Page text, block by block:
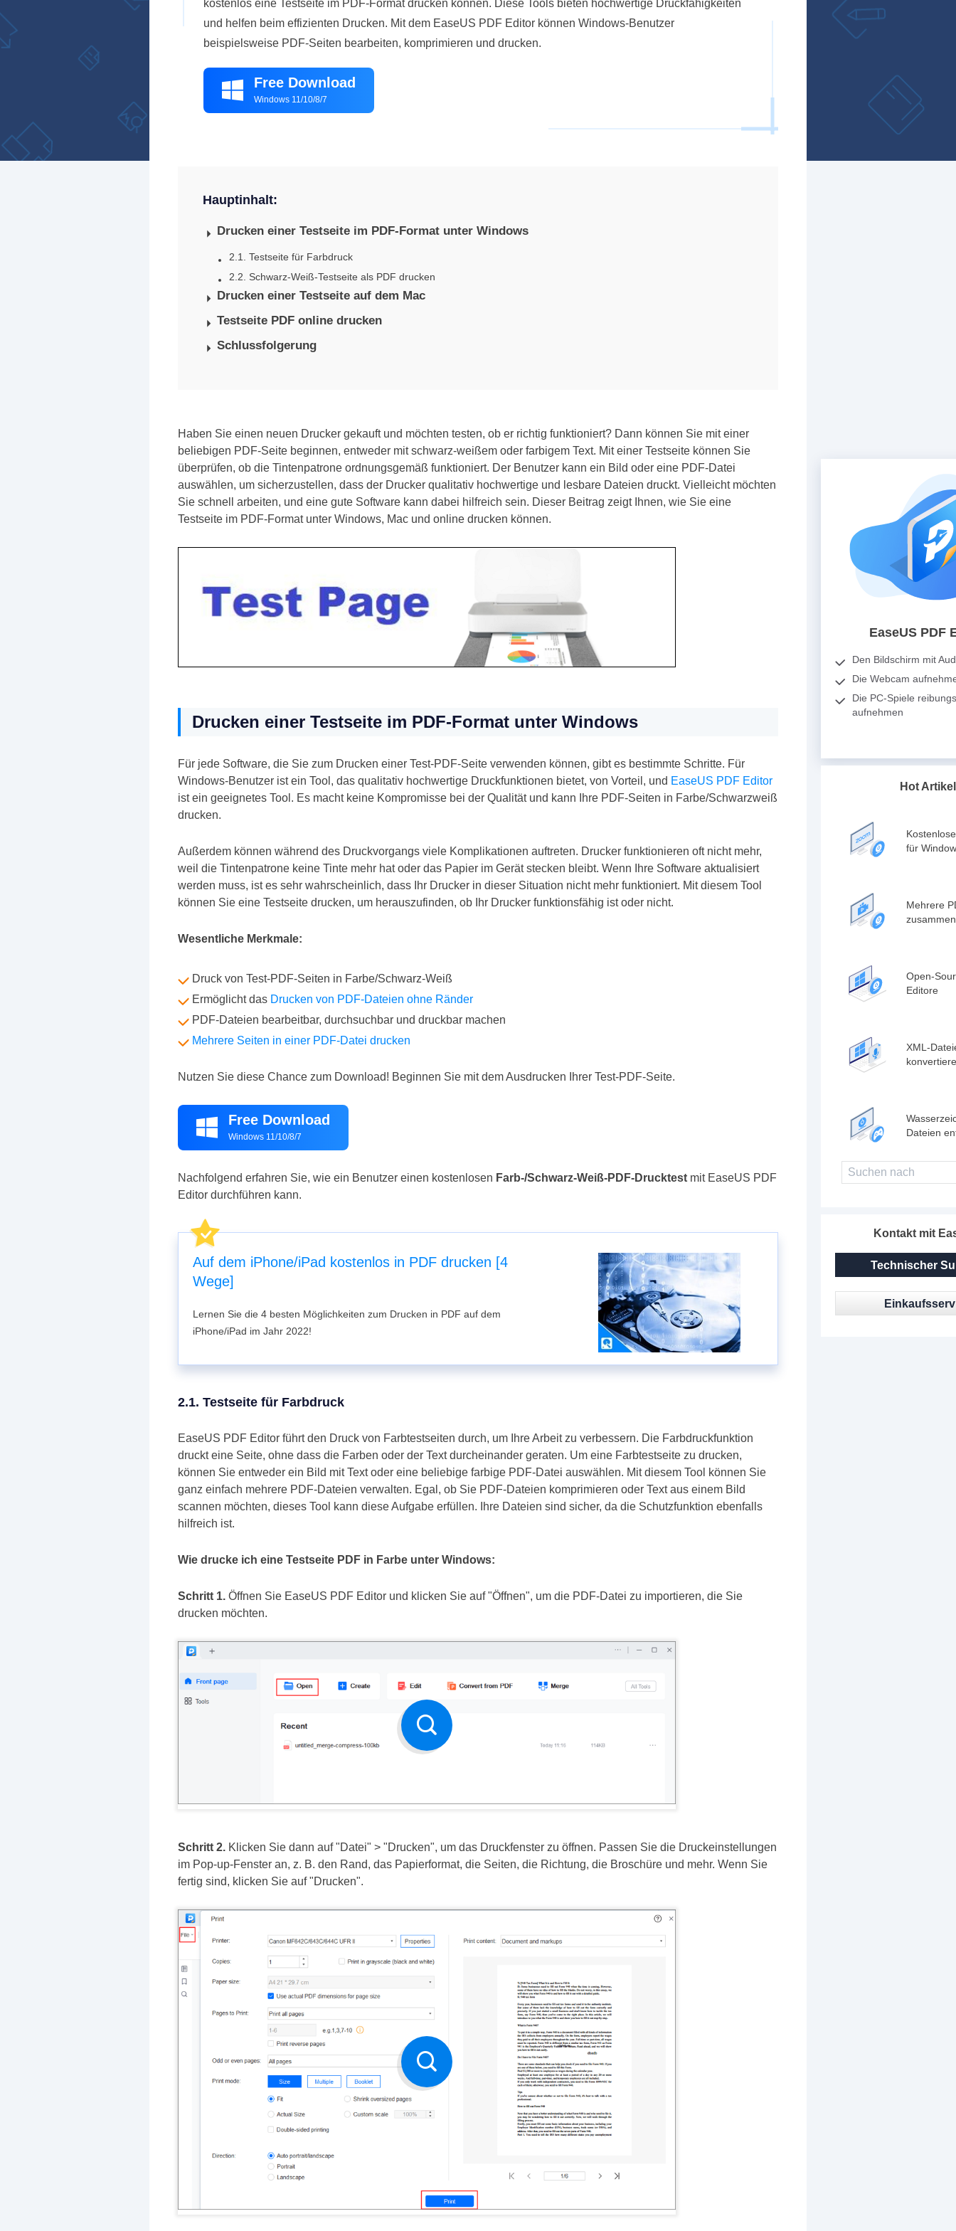
kostenlos eine Testseite im PDF-Format drucken können. Diese Tools bieten hochwertige Druckfähigkeiten
und helfen beim effizienten Drucken. Mit dem EaseUS PDF Editor können Windows-Benutzer
beispielsweise PDF-Seiten bearbeiten, komprimieren und drucken.
 Free Download
Windows 11/10/8/7
Hauptinhalt:
Drucken einer Testseite im PDF-Format unter Windows
2.1. Testseite für Farbdruck
2.2. Schwarz-Weiß-Testseite als PDF drucken
Drucken einer Testseite auf dem Mac
Testseite PDF online drucken
Schlussfolgerung
Haben Sie einen neuen Drucker gekauft und möchten testen, ob er richtig funktioniert? Dann können Sie mit einer
beliebigen PDF-Seite beginnen, entweder mit schwarz-weißem oder farbigem Text. Mit einer Testseite können Sie
überprüfen, ob die Tintenpatrone ordnungsgemäß funktioniert. Der Benutzer kann ein Bild oder eine PDF-Datei
auswählen, um sicherzustellen, dass der Drucker qualitativ hochwertige und lesbare Dateien druckt. Vielleicht möchten
Sie schnell arbeiten, und eine gute Software kann dabei hilfreich sein. Dieser Beitrag zeigt Ihnen, wie Sie eine
Testseite im PDF-Format unter Windows, Mac und online drucken können.
Drucken einer Testseite im PDF-Format unter Windows
Für jede Software, die Sie zum Drucken einer Test-PDF-Seite verwenden können, gibt es bestimmte Schritte. Für
Windows-Benutzer ist ein Tool, das qualitativ hochwertige Druckfunktionen bietet, von Vorteil, und EaseUS PDF Editor
ist ein geeignetes Tool. Es macht keine Kompromisse bei der Qualität und kann Ihre PDF-Seiten in Farbe/Schwarzweiß
drucken.
Außerdem können während des Druckvorgangs viele Komplikationen auftreten. Drucker funktionieren oft nicht mehr,
weil die Tintenpatrone keine Tinte mehr hat oder das Papier im Gerät stecken bleibt. Wenn Ihre Software aktualisiert
werden muss, ist es sehr wahrscheinlich, dass Ihr Drucker in dieser Situation nicht mehr funktioniert. Mit diesem Tool
können Sie eine Testseite drucken, um herauszufinden, ob Ihr Drucker funktionsfähig ist oder nicht.
Wesentliche Merkmale:
Druck von Test-PDF-Seiten in Farbe/Schwarz-Weiß
Ermöglicht das Drucken von PDF-Dateien ohne Ränder
PDF-Dateien bearbeitbar, durchsuchbar und druckbar machen
Mehrere Seiten in einer PDF-Datei drucken
Nutzen Sie diese Chance zum Download! Beginnen Sie mit dem Ausdrucken Ihrer Test-PDF-Seite.
 Free Download
Windows 11/10/8/7
Nachfolgend erfahren Sie, wie ein Benutzer einen kostenlosen Farb-/Schwarz-Weiß-PDF-Drucktest mit EaseUS PDF
Editor durchführen kann.
Auf dem iPhone/iPad kostenlos in PDF drucken [4
Wege]
Lernen Sie die 4 besten Möglichkeiten zum Drucken in PDF auf dem
iPhone/iPad im Jahr 2022!
2.1. Testseite für Farbdruck
EaseUS PDF Editor führt den Druck von Farbtestseiten durch, um Ihre Arbeit zu verbessern. Die Farbdruckfunktion
druckt eine Seite, ohne dass die Farben oder der Text durcheinander geraten. Um eine Farbtestseite zu drucken,
können Sie entweder ein Bild mit Text oder eine beliebige farbige PDF-Datei auswählen. Mit diesem Tool können Sie
ganz einfach mehrere PDF-Dateien verwalten. Egal, ob Sie PDF-Dateien komprimieren oder Text aus einem Bild
scannen möchten, dieses Tool kann diese Aufgabe erfüllen. Ihre Dateien sind sicher, da die Schutzfunktion ebenfalls
hilfreich ist.
Wie drucke ich eine Testseite PDF in Farbe unter Windows:
Schritt 1. Öffnen Sie EaseUS PDF Editor und klicken Sie auf "Öffnen", um die PDF-Datei zu importieren, die Sie
drucken möchten.
Schritt 2. Klicken Sie dann auf "Datei" > "Drucken", um das Druckfenster zu öffnen. Passen Sie die Druckeinstellungen
im Pop-up-Fenster an, z. B. den Rand, das Papierformat, die Seiten, die Richtung, die Broschüre und mehr. Wenn Sie
fertig sind, klicken Sie auf "Drucken".
EaseUS PDF
Den Bildschirm mit
Die Webcam
Die PC-Spiele
aufnehmen
Hot Artikel
für
Mehrere
Open-
Editore
XML-
Dateien
Kontakt mit
Technischer